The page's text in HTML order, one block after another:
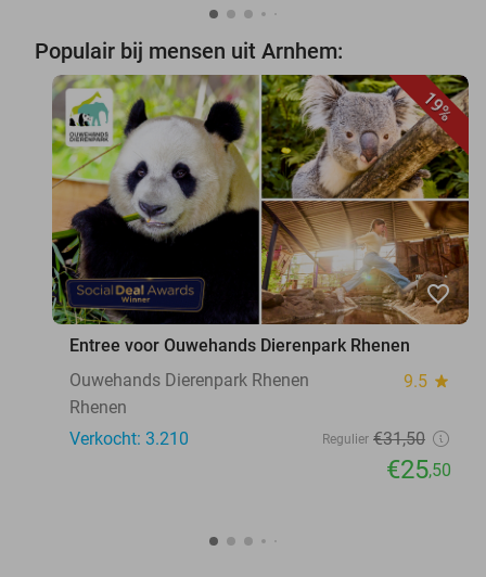
Populair bij mensen uit Arnhem:
19%
favorite_border
Entree voor Ouwehands Dierenpark Rhenen
Ouwehands Dierenpark Rhenen
9.5 star
Rhenen
Verkocht: 3.210
Regulier €31,50
€25,50